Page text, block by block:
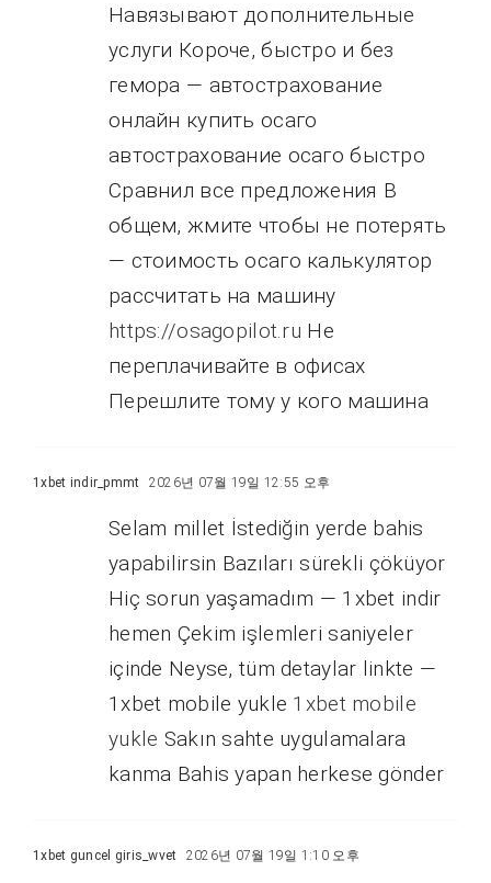
Навязывают дополнительные
услуги Короче, быстро и без
гемора — автострахование
онлайн купить осаго
автострахование осаго быстро
Сравнил все предложения В
общем, жмите чтобы не потерять
— стоимость осаго калькулятор
рассчитать на машину
https://osagopilot.ru Не
переплачивайте в офисах
Перешлите тому у кого машина
1xbet indir_pmmt 2026년 07월 19일 12:55 오후
Selam millet İstediğin yerde bahis
yapabilirsin Bazıları sürekli çöküyor
Hiç sorun yaşamadım — 1xbet indir
hemen Çekim işlemleri saniyeler
içinde Neyse, tüm detaylar linkte —
1xbet mobile yukle 1xbet mobile
yukle Sakın sahte uygulamalara
kanma Bahis yapan herkese gönder
1xbet guncel giris_wvet 2026년 07월 19일 1:10 오후